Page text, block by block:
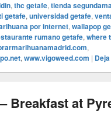
, thc getafe, tienda
getafe, universidad getafe,
por internet, wallapop
rumano getafe, where
,
, www.vigoweed.com |
Breakfast at